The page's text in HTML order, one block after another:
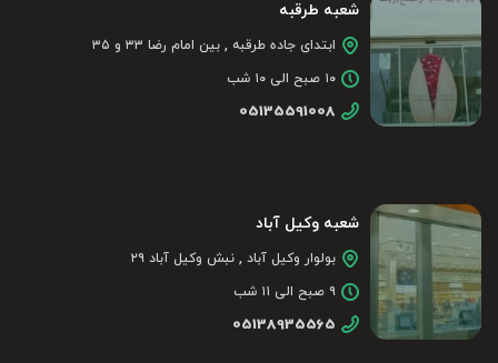
شعبه طرقبه
ابتدای جاده طرقبه , بین امام رضا ۳۳ و ۳۵
۱۰ صبح الی ۱۰ شب
05135591008
شعبه وکیل آباد
بولوار وکیل آباد , نبش وکیل آباد ۲۹
۹ صبح الی ۱۱ شب
05138935565